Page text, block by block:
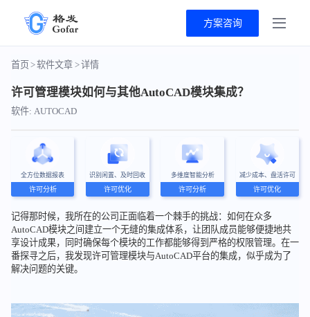
方案咨询
首页>软件文章 >详情
许可管理模块如何与其他AutoCAD模块集成？
软件: AUTOCAD
全方位数据报表
许可分析
识别闲置、及时回收
许可优化
多维度智能分析
许可分析
减少成本、盘活许可
许可优化
记得那时候，我所在的公司正面临着一个棘手的挑战：如何在众多
AutoCAD模块之间建立一个无缝的集成体系，让团队成员能够便捷地共
享设计成果，同时确保每个模块的工作都能够得到严格的权限管理。在一
番探寻之后，我发现许可管理模块与AutoCAD平台的集成，似乎成为了
解决问题的关键。